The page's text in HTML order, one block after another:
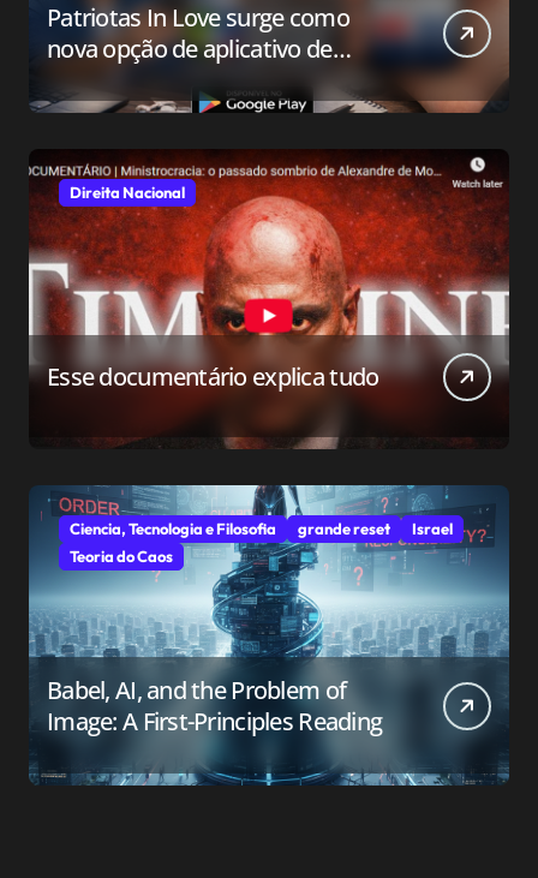
Patriotas In Love surge como
nova opção de aplicativo de
relacionamento para o público
conservador
Direita Nacional
Esse documentário explica tudo
Ciencia, Tecnologia e Filosofia grande reset
Israel
Teoria do Caos
Babel, AI, and the Problem of
Image: A First-Principles Reading